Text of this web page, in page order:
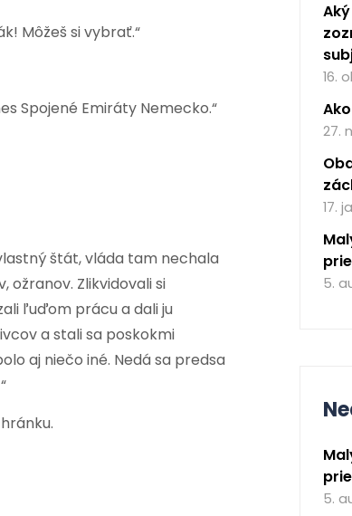
Môžeš si vybrať.“
Spojené Emiráty Nemecko.“
štát, vláda tam nechala
ožranov. Zlikvidovali si
ľuďom prácu a dali ju
a stali sa poskokmi
aj niečo iné. Nedá sa predsa
16.
27.
17.
5.
5.